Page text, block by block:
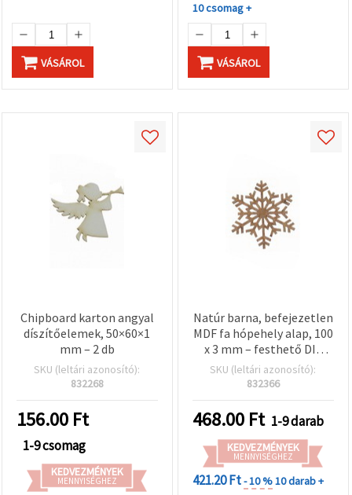
VÁSÁROL
10 csomag +
VÁSÁROL
Chipboard karton angyal
díszítőelemek, 50×60×1
mm – 2 db
SKU (leltári azonosító):
832268
156.00 Ft
1-9 csomag
KEDVEZMÉNYEK
MENNYISÉGHEZ
Natúr barna, befejezetlen
MDF fa hópehely alap, 100
x 3 mm – festhető DIY
hobbi és kézműves
forma, karácsonyi dísz és
rusztikus ünnepi
dekoráció
SKU (leltári azonosító):
832366
468.00 Ft 1-9 darab
KEDVEZMÉNYEK
MENNYISÉGHEZ
421.20 Ft- 10 %10 darab +